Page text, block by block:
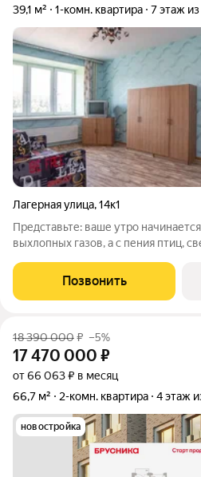
39,1 м² 1-комн. квартира 7 этаж из
Лагерная улица,14к1
Представьте: ваше утро
выхлопных газов, а с пения птиц,
премиальный уровень жизни.
Позвонить
18 390 000₽ –5%
17 470 000 ₽
от 66 063 ₽ в месяц
66,7 м²
2-комн. квартира 4 этаж
новостройка